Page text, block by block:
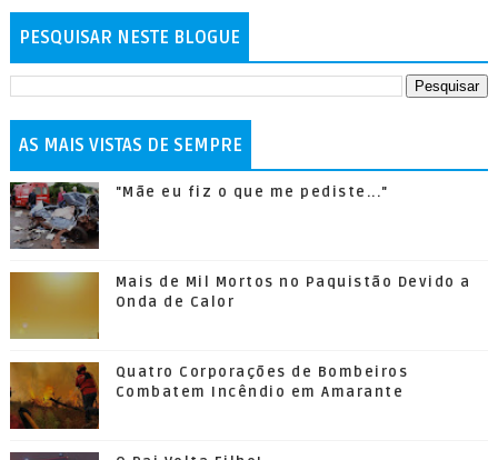
PESQUISAR NESTE BLOGUE
AS MAIS VISTAS DE SEMPRE
"Mãe eu fiz o que me pediste..."
Mais de Mil Mortos no Paquistão Devido a
Onda de Calor
Quatro Corporações de Bombeiros
Combatem Incêndio em Amarante